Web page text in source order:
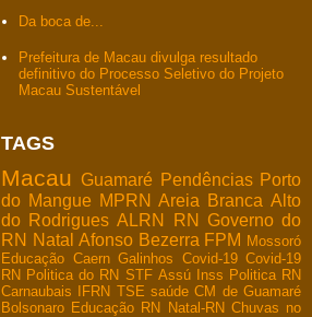
Da boca de...
Prefeitura de Macau divulga resultado
definitivo do Processo Seletivo do Projeto
Macau Sustentável
TAGS
Macau Guamaré Pendências Porto
do Mangue MPRN Areia Branca Alto
do Rodrigues ALRN RN
Governo do
RN Natal Afonso Bezerra FPM Mossoró
Educação Caern Galinhos Covid-19 Covid-19
RN Politica do RN STF Assú Inss Politica RN
Carnaubais
IFRN TSE saúde CM de Guamaré
Bolsonaro Educação RN Natal-RN Chuvas no